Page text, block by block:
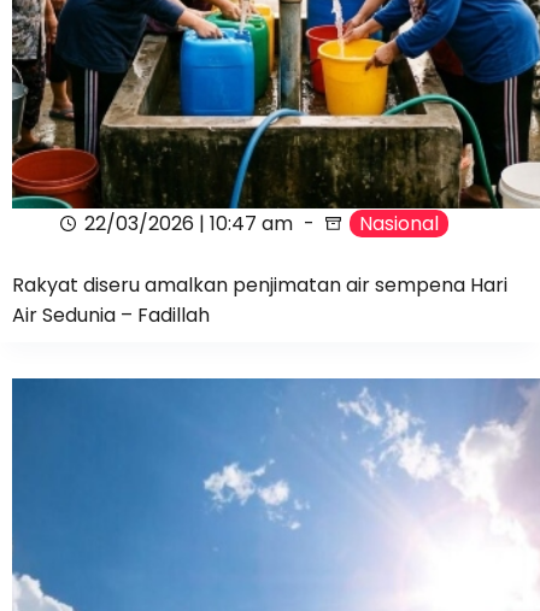
22/03/2026 | 10:47 am Nasional
Rakyat diseru amalkan penjimatan air sempena Hari
Air Sedunia – Fadillah